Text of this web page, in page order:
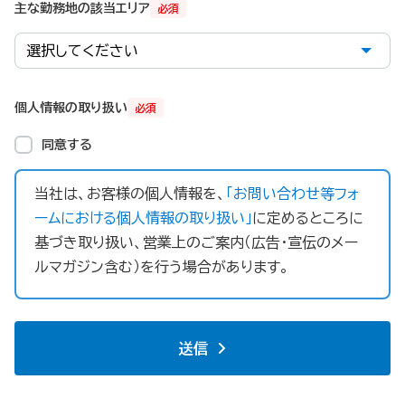
必須
主な勤務地の該当エリア
必須
個人情報の取り扱い
同意する
当社は、お客様の個人情報を、 「お問い合わせ等フォ
ームにおける個人情報の取り扱い」に定めるところに
基づき取り扱い、営業上のご案内（広告・宣伝のメー
ルマガジン含む）を行う場合があります。
送信